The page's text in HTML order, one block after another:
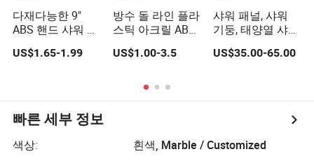
다재다능한 9"
ABS 핸드 샤워 패
옵션
US$1.65-1.99
방수 돌 라인 플라
스틱 아크릴 ABS
샤워 베이스, 벽
US$1.00-3.5
샤워 패널, 샤워
기둥, 태양열 샤워,
US$35.00-65.00
빠른 세부 정보
색상:
흰색, Marble / Customized